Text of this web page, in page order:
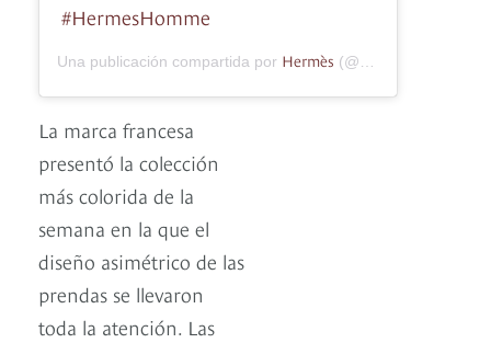
#HermesHomme
Una publicación compartida por Hermès (@hermes) el
La marca francesa
presentó la colección
más colorida de la
semana en la que el
diseño asimétrico de las
prendas se llevaron
toda la atención. Las